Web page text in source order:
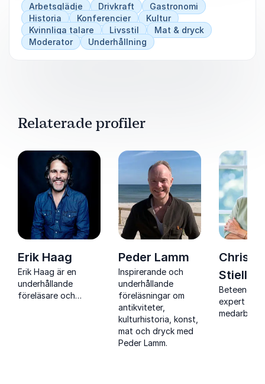
Arbetsglädje Drivkraft
Gastronomi
Historia
Konferencier
Kultur
Kvinnliga talare
Livsstil
Mat & dryck
Moderator
Underhållning
Relaterade profiler
Erik Haag
Erik Haag är en
underhållande
föreläsare och
Peder Lamm
Inspirerande och
underhållande
föreläsningar om
antikviteter,
kulturhistoria, konst,
mat och dryck med
Peder Lamm.
Stielli
expert på